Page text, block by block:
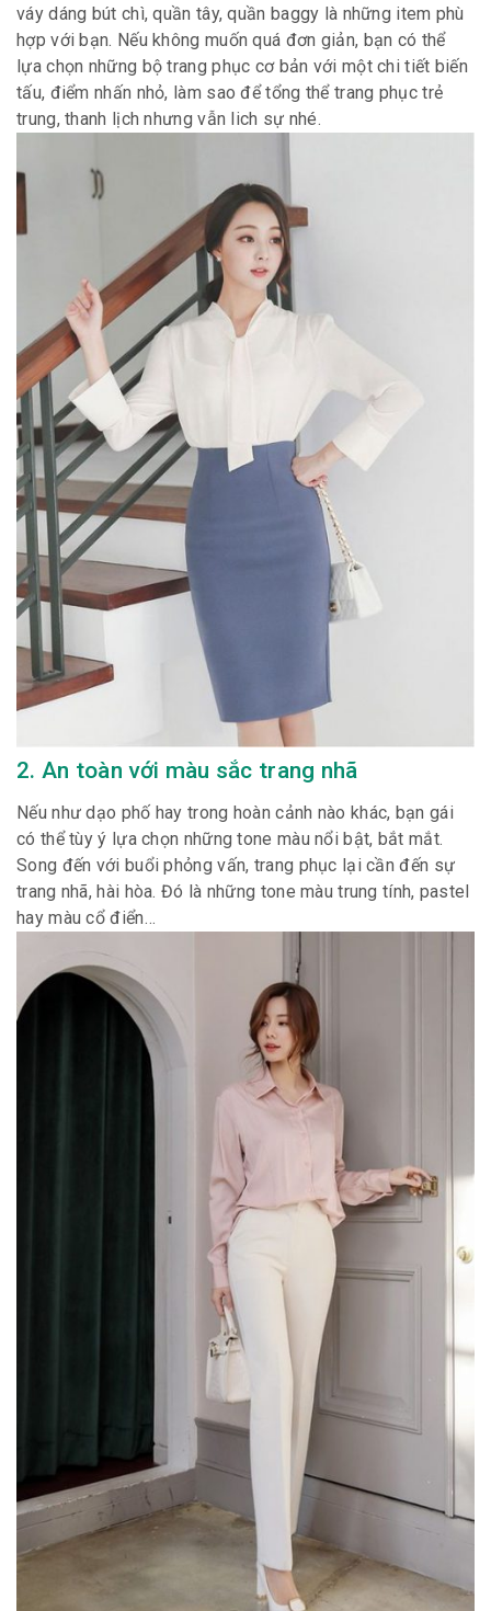
váy dáng bút chì, quần tây, quần baggy là những item phù
hợp với bạn. Nếu không muốn quá đơn giản, bạn có thể
lựa chọn những bộ trang phục cơ bản với một chi tiết biến
tấu, điểm nhấn nhỏ, làm sao để tổng thể trang phục trẻ
trung, thanh lịch nhưng vẫn lich sự nhé.
2. An toàn với màu sắc trang nhã
Nếu như dạo phố hay trong hoàn cảnh nào khác, bạn gái
có thể tùy ý lựa chọn những tone màu nổi bật, bắt mắt.
Song đến với buổi phỏng vấn, trang phục lại cần đến sự
trang nhã, hài hòa. Đó là những tone màu trung tính, pastel
hay màu cổ điển…